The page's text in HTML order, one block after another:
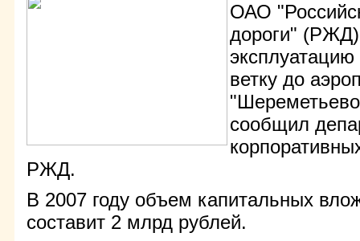
ОАО
дороги" (РЖД)
ветку до
сообщил
РЖД.
В 2007 году объем капитальных
составит 2 млрд рублей.